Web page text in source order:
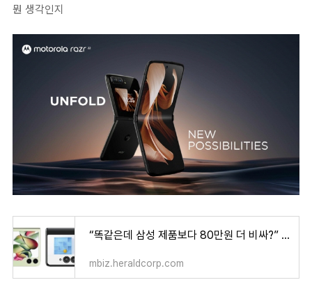
뭔 생각인지
“똑같은데 삼성 제품보다 80만원 더 비싸?” 삼성도 기겁했다
mbiz.heraldcorp.com